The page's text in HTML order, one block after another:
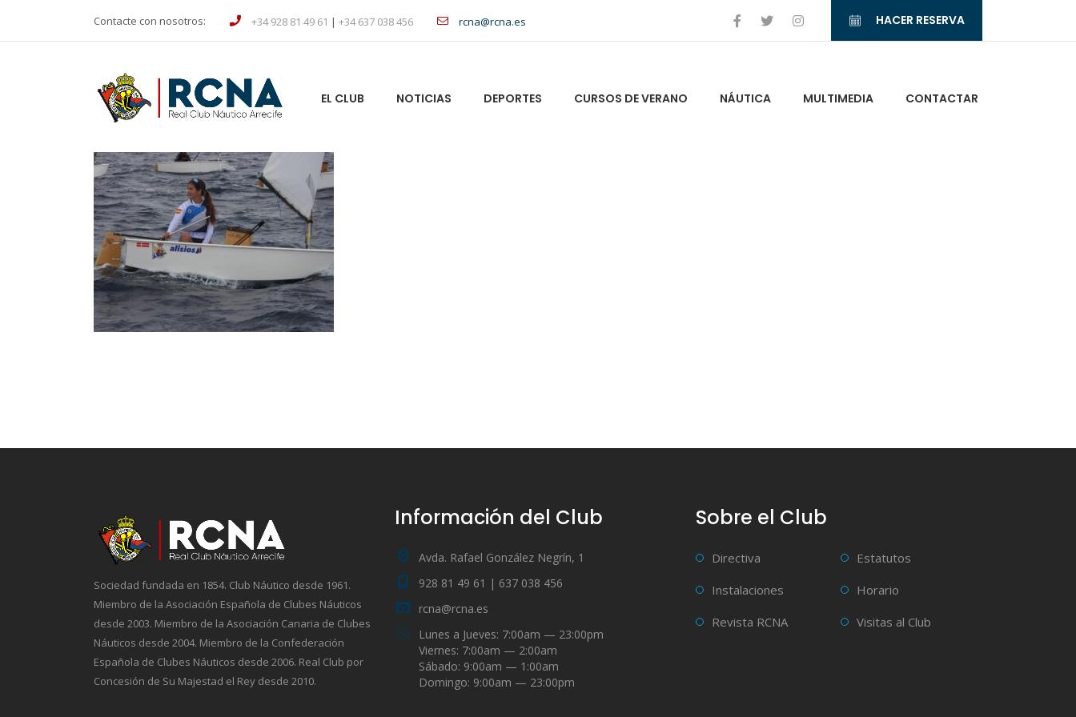
Contacte con nosotros: +34 928 81 49 61 | +34 637 038 456 rcna@rcna.es HACER RESERVA
EL CLUB NOTICIAS DEPORTES CURSOS DE VERANO NÁUTICA MULTIMEDIA CONTACTAR
Sociedad fundada en 1854. Club Náutico desde 1961.
Miembro de la Asociación Española de Clubes Náuticos
desde 2003. Miembro de la Asociación Canaria de Clubes
Náuticos desde 2004. Miembro de la Confederación
Española de Clubes Náuticos desde 2006. Real Club por
Concesión de Su Majestad el Rey desde 2010.
Información del Club
Avda. Rafael González Negrín, 1
928 81 49 61 | 637 038 456
rcna@rcna.es
Lunes a Jueves: 7:00am — 23:00pm
Viernes: 7:00am — 2:00am
Sábado: 9:00am — 1:00am
Domingo: 9:00am — 23:00pm
Sobre el Club
Directiva
Estatutos
Instalaciones
Horario
Revista RCNA
Visitas al Club